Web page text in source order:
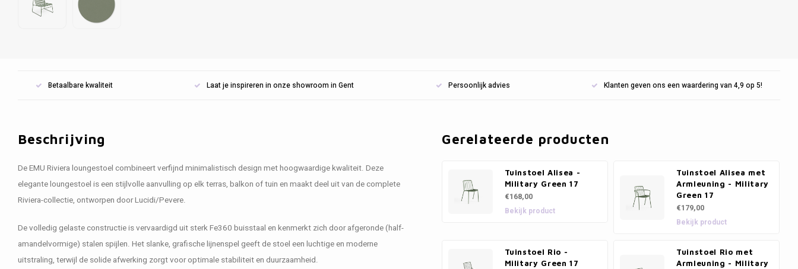
Betaalbare kwaliteit Laat je inspireren in onze showroom in Gent Persoonlijk advies Klanten geven ons een waardering van 4,9 op 5!
Beschrijving
De EMU Riviera loungestoel combineert verfijnd minimalistisch design met hoogwaardige kwaliteit. Deze
elegante loungestoel is een stijlvolle aanvulling op elk terras, balkon of tuin en maakt deel uit van de complete
Riviera-collectie, ontworpen door Lucidi/Pevere.
De volledig gelaste constructie is vervaardigd uit sterk Fe360 buisstaal en kenmerkt zich door afgeronde (half-
amandelvormige) stalen spijlen. Het slanke, grafische lijnenspel geeft de stoel een luchtige en moderne
uitstraling, terwijl de solide afwerking zorgt voor optimale stabiliteit en duurzaamheid.
Gerelateerde producten
Tuinstoel Alisea -
Military Green 17
€168,00
Bekijk product
Tuinstoel Alisea met
Armleuning - Military
Green 17
€179,00
Bekijk product
Tuinstoel Rio -
Military Green 17
Tuinstoel Rio met
Armleuning - Military